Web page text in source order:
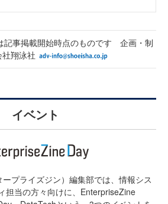
記事掲載開始時点のものです 企画・制
翔泳社
イベント
プライズジン）編集部では、情報シス
担当の方々向けに、EnterpriseZine